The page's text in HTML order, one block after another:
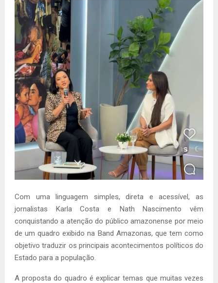
Com uma linguagem simples, direta e acessível, as
jornalistas Karla Costa e Nath Nascimento vêm
conquistando a atenção do público amazonense por meio
de um quadro exibido na Band Amazonas, que tem como
objetivo traduzir os principais acontecimentos políticos do
Estado para a população.
A proposta do quadro é explicar temas que muitas vezes